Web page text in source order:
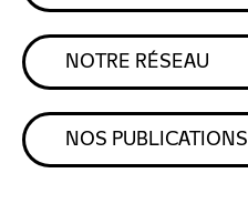
NOTRE RÉSEAU
NOS PUBLICATIONS